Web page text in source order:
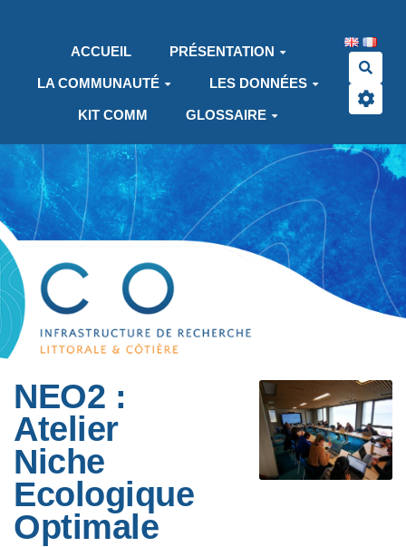
ACCUEIL
PRÉSENTATION
LA COMMUNAUTÉ LES DONNÉES
KIT COMM GLOSSAIRE
NEO2 :
Atelier
Niche
Ecologique
Optimale